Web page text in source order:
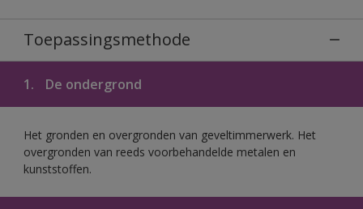
Toepassingsmethode
1. De ondergrond
Het gronden en overgronden van geveltimmerwerk. Het
overgronden van reeds voorbehandelde metalen en
kunststoffen.